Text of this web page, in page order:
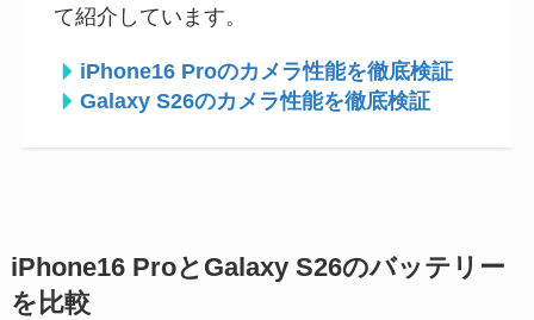
て紹介しています。
iPhone16 Proのカメラ性能を徹底検証
Galaxy S26のカメラ性能を徹底検証
iPhone16 ProとGalaxy S26のバッテリー
を比較